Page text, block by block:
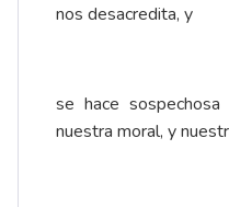
nos desacredita, y
se hace
nuestra moral, y